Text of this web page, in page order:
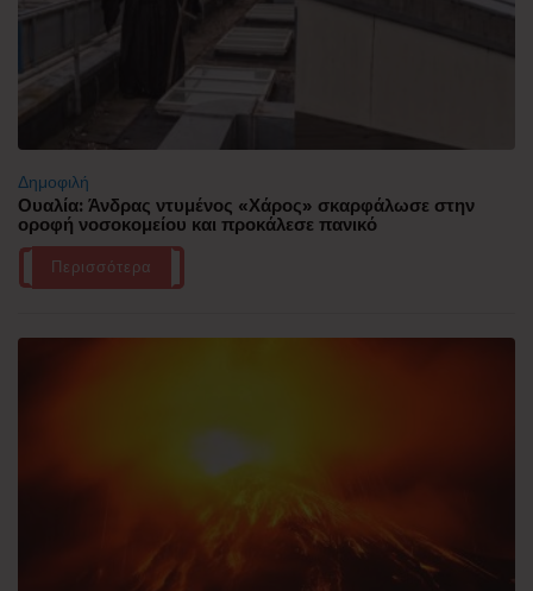
Δημοφιλή
Ουαλία: Άνδρας ντυμένος «Χάρος» σκαρφάλωσε στην
οροφή νοσοκομείου και προκάλεσε πανικό
Περισσότερα